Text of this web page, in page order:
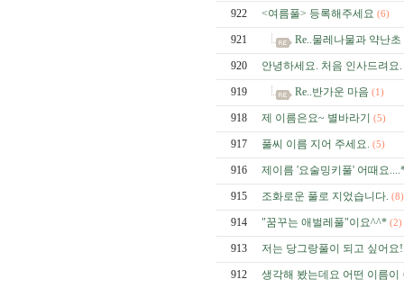
922 <여름풀> 등록해주세요 (6)
921 Re..물레나물과 약난초
920 안녕하세요. 처음 인사드려요.
919 Re..반가운 마음 (1)
918 제 이름은요~ 별바라기 (5)
917 풀씨 이름 지어 주세요. (5)
916 제이름 '요술밍키풀' 어때요
915 조화로운 풀로 지었습니다. (8)
914 "꿈꾸는 애벌레풀"이요^^* (2)
913 저는 당그랑풀이 되고 싶어요!
912 생각해 봤는데요 어떤 이름이